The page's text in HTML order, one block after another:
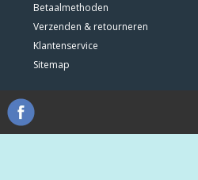
Betaalmethoden
Verzenden & retourneren
Klantenservice
Sitemap